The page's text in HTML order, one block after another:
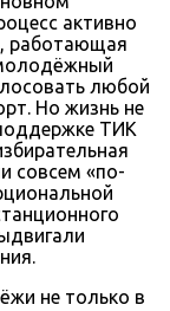
активно
работающая
любой
Но жизнь не
ТИК
совсем «по-
не только в